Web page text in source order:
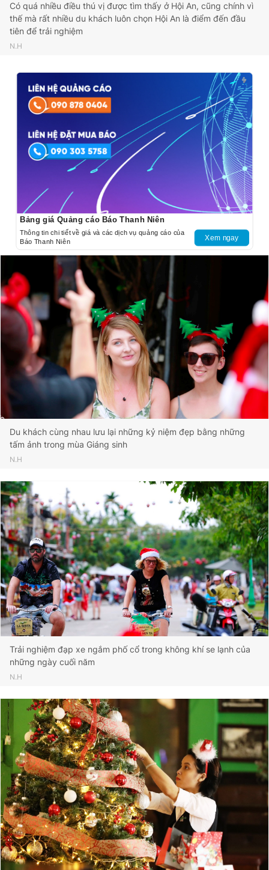
Có quá nhiều điều thú vị được tìm thấy ở Hội An, cũng chính vì
thế mà rất nhiều du khách luôn chọn Hội An là điểm đến đầu
tiên để trải nghiệm
N.H
Bảng giá Quảng cáo Báo Thanh Niên
Thông tin chi tiết về giá và các dịch vụ quảng cáo của
Báo Thanh Niên
Xem ngay
Du khách cùng nhau lưu lại những kỷ niệm đẹp bằng những
tấm ảnh trong mùa Giáng sinh
N.H
Trải nghiệm đạp xe ngắm phố cổ trong không khí se lạnh của
những ngày cuối năm
N.H